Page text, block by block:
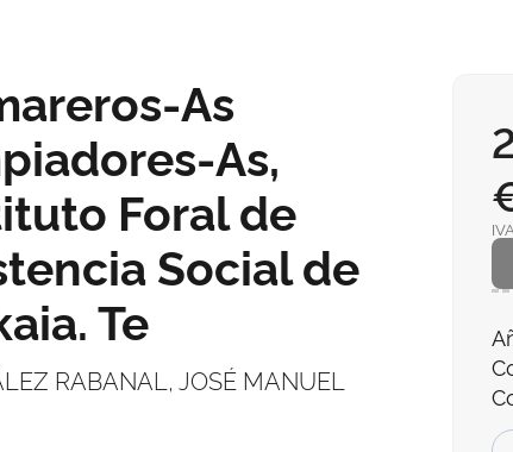
As
As,
Foral de
Social de
Te
RABANAL, JOSÉ MANUEL